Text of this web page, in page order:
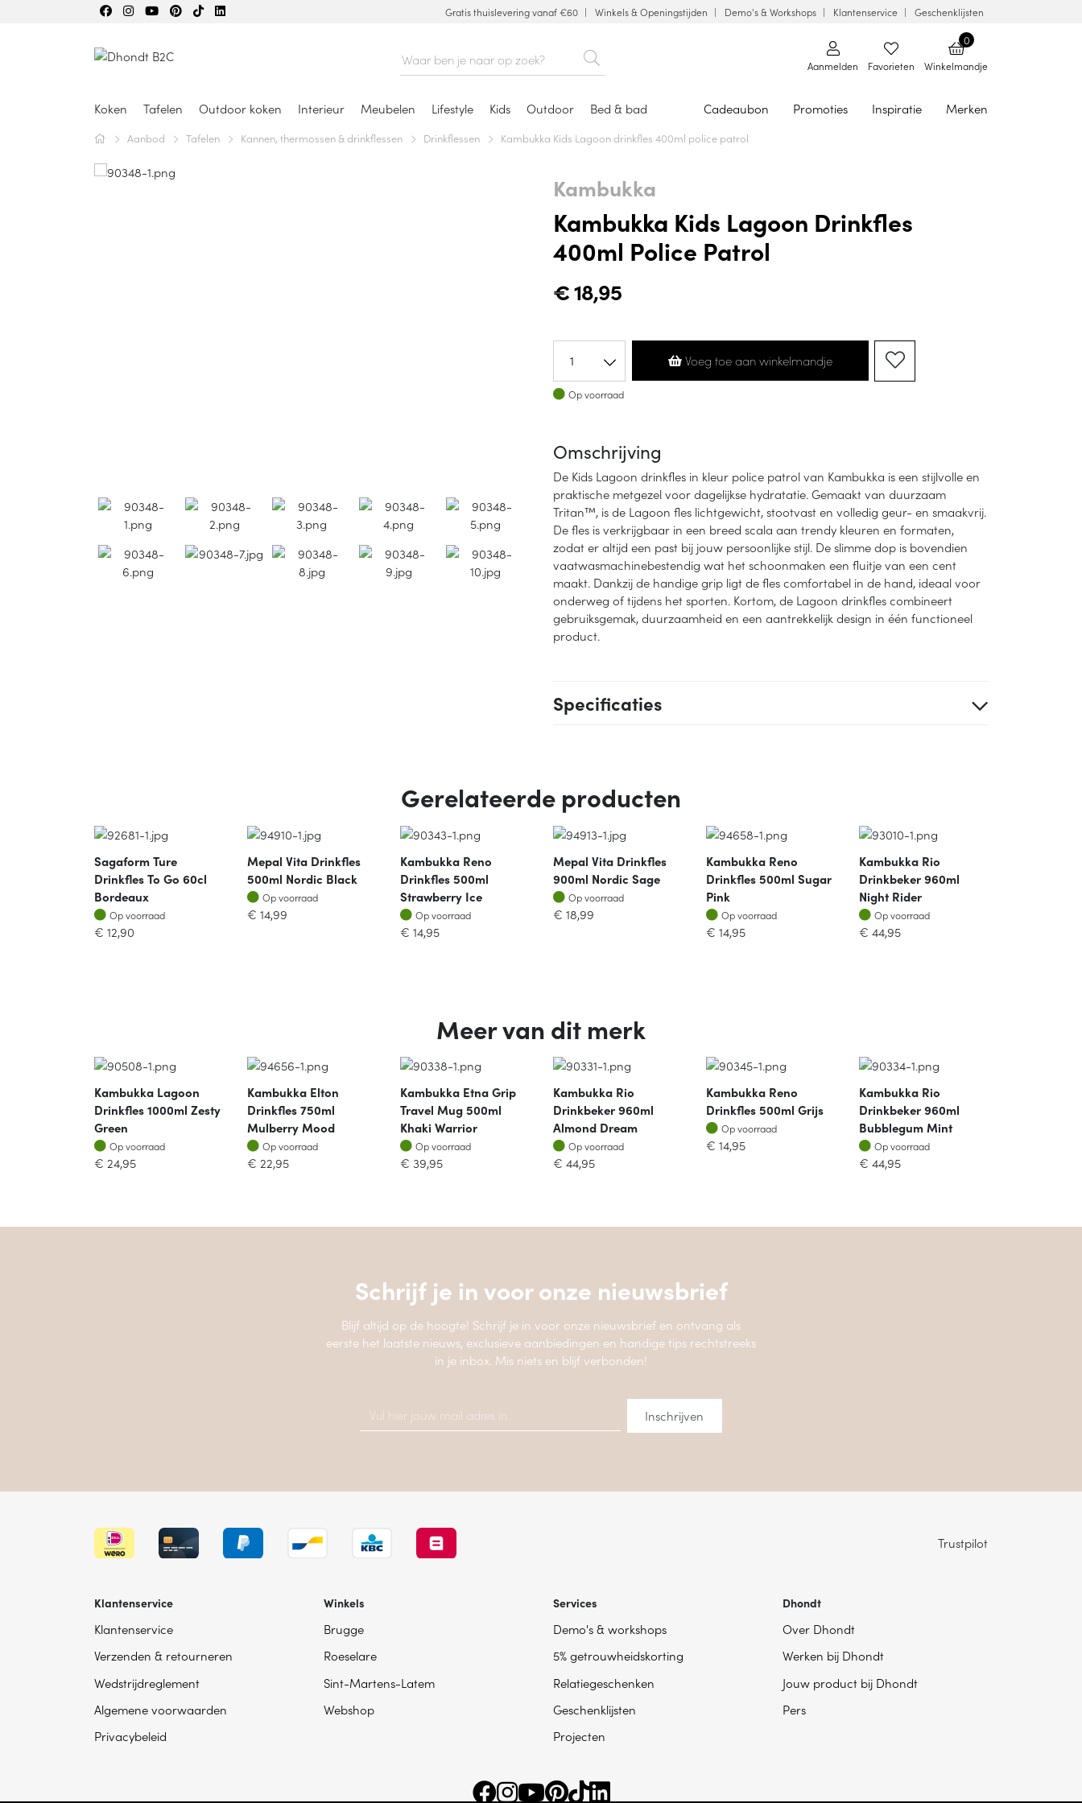
Gratis thuislevering vanaf €60 Winkels & Openingstijden Demo's & Workshops Klantenservice Geschenklijsten
Aanmelden Favorieten
0
Winkelmandje
Koken Tafelen Outdoor koken Interieur Meubelen Lifestyle Kids Outdoor Bed & bad Cadeaubon Promoties Inspiratie Merken
Aanbod Tafelen Kannen, thermossen & drinkflessen Drinkflessen Kambukka Kids Lagoon drinkfles 400ml police patrol
Kambukka
Kambukka Kids Lagoon Drinkfles
400ml Police Patrol
€18,95
Voeg toe aan winkelmandje
Op voorraad
Op voorraad
Omschrijving
De Kids Lagoon drinkfles in kleur police patrol van Kambukka is een stijlvolle en
praktische metgezel voor dagelijkse hydratatie. Gemaakt van duurzaam
Tritan™, is de Lagoon fles lichtgewicht, stootvast en volledig geur- en smaakvrij.
De fles is verkrijgbaar in een breed scala aan trendy kleuren en formaten,
zodat er altijd een past bij jouw persoonlijke stijl. De slimme dop is bovendien
vaatwasmachinebestendig wat het schoonmaken een fluitje van een cent
maakt. Dankzij de handige grip ligt de fles comfortabel in de hand, ideaal voor
onderweg of tijdens het sporten. Kortom, de Lagoon drinkfles combineert
gebruiksgemak, duurzaamheid en een aantrekkelijk design in één functioneel
product.
Specificaties
Gerelateerde producten
Sagaform Ture
Drinkfles To Go 60cl
Bordeaux
Op voorraad
Op voorraad
€ 12,90
Mepal Vita Drinkfles
500ml Nordic Black
Op voorraad
Op voorraad
€ 14,99
Kambukka Reno
Drinkfles 500ml
Strawberry Ice
Op voorraad
Op voorraad
€ 14,95
Mepal Vita Drinkfles
900ml Nordic Sage
Op voorraad
Op voorraad
€ 18,99
Kambukka Reno
Drinkfles 500ml Sugar
Pink
Op voorraad
Op voorraad
€ 14,95
Kambukka Rio
Drinkbeker 960ml
Night Rider
Op voorraad
Op voorraad
€ 44,95
Meer van dit merk
Kambukka Lagoon
Drinkfles 1000ml Zesty
Green
Op voorraad
Op voorraad
€ 24,95
Kambukka Elton
Drinkfles 750ml
Mulberry Mood
Op voorraad
Op voorraad
€ 22,95
Kambukka Etna Grip
Travel Mug 500ml
Khaki Warrior
Op voorraad
Op voorraad
€ 39,95
Kambukka Rio
Drinkbeker 960ml
Almond Dream
Op voorraad
Op voorraad
€ 44,95
Kambukka Reno
Drinkfles 500ml Grijs
Op voorraad
Op voorraad
€ 14,95
Kambukka Rio
Drinkbeker 960ml
Bubblegum Mint
Op voorraad
Op voorraad
€ 44,95
Schrijf je in voor onze nieuwsbrief
Blijf altijd op de hoogte! Schrijf je in voor onze nieuwsbrief en ontvang als
eerste het laatste nieuws, exclusieve aanbiedingen en handige tips rechtstreeks
in je inbox. Mis niets en blijf verbonden!
Trustpilot
Klantenservice
Klantenservice
Verzenden & retourneren
Wedstrijdreglement
Algemene voorwaarden
Privacybeleid
Winkels
Brugge
Roeselare
Sint-Martens-Latem
Webshop
Services
Demo's & workshops
5% getrouwheidskorting
Relatiegeschenken
Geschenklijsten
Projecten
Dhondt
Over Dhondt
Werken bij Dhondt
Jouw product bij Dhondt
Pers